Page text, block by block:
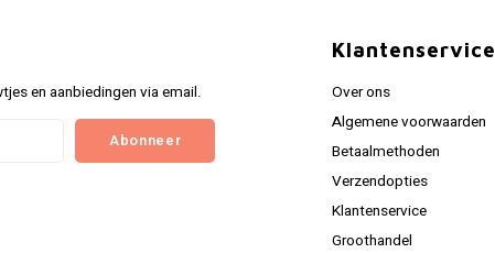
en aanbiedingen via email.
Abonneer
Klantenservice
Over ons
Algemene voorwaarden
Betaalmethoden
Verzendopties
Klantenservice
Groothandel